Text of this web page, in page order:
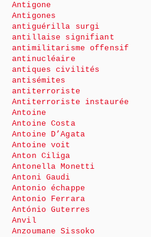
Antigone
Antigones
antiguérilla surgi
antillaise signifiant
antimilitarisme offensif
antinucléaire
antiques civilités
antisémites
antiterroriste
Antiterroriste instaurée
Antoine
Antoine Costa
Antoine D’Agata
Antoine voit
Anton Ciliga
Antonella Monetti
Antoni Gaudi
Antonio échappe
Antonio Ferrara
António Guterres
Anvil
Anzoumane Sissoko